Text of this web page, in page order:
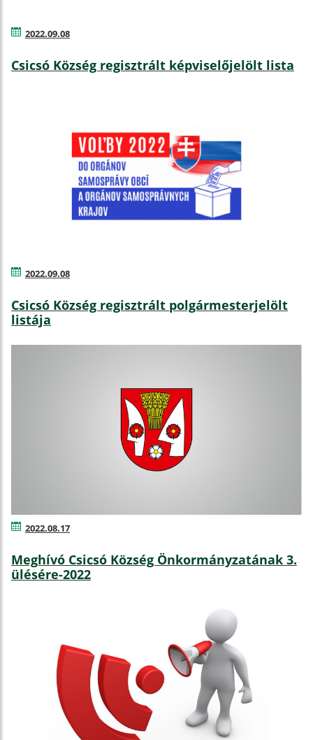
2022.09.08
Csicsó Község regisztrált képviselőjelölt lista
2022.09.08
Csicsó Község regisztrált polgármesterjelölt
listája
2022.08.17
Meghívó Csicsó Község Önkormányzatának 3.
ülésére-2022